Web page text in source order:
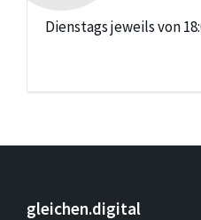
Dienstags jeweils von
gleichen.digital